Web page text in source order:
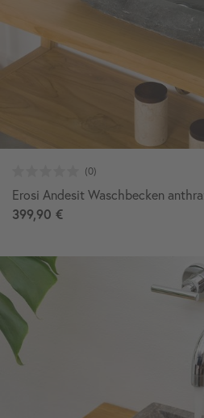
Erosi Andesit Waschbecken
399,90 €